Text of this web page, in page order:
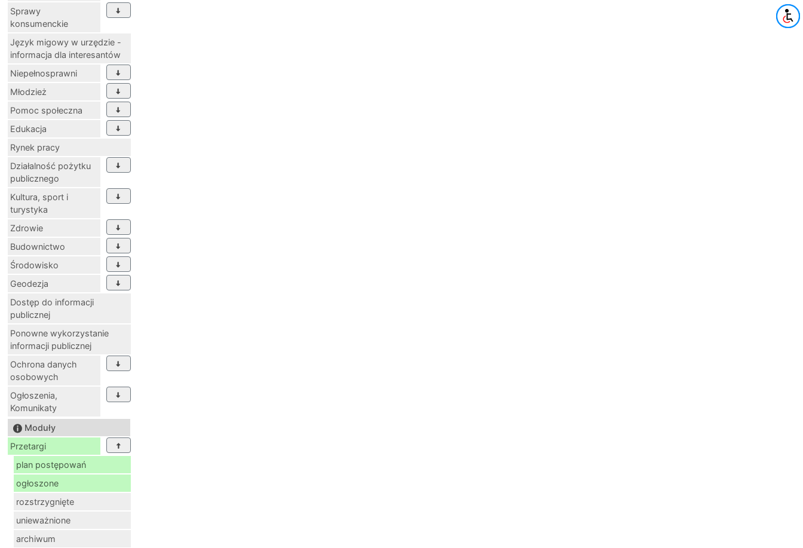
Sprawy
konsumenckie
Język migowy w urzędzie -
informacja dla interesantów
Niepełnosprawni
Młodzież
Pomoc społeczna
Edukacja
Rynek pracy
Działalność pożytku
publicznego
Kultura, sport i
turystyka
Zdrowie
Budownictwo
Środowisko
Geodezja
Dostęp do informacji
publicznej
Ponowne wykorzystanie
informacji publicznej
Ochrona danych
osobowych
Ogłoszenia,
Komunikaty
Moduły
Przetargi
plan postępowań
ogłoszone
rozstrzygnięte
unieważnione
archiwum